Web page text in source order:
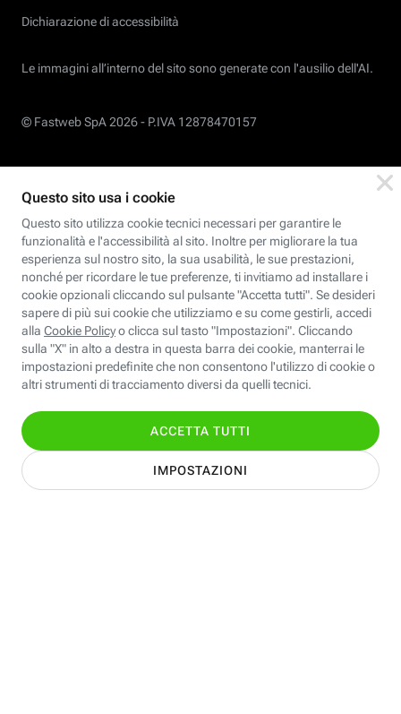
Dichiarazione di accessibilità
Le immagini all’interno del sito sono generate con l'ausilio dell'AI.
© Fastweb SpA 2026 - P.IVA 12878470157